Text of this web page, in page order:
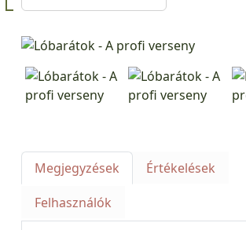
Megjegyzések
Értékelések
Felhasználók